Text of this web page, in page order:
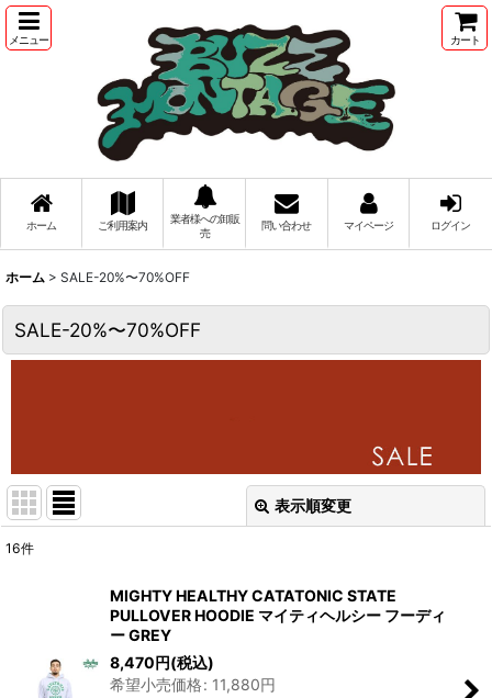
メニュー カート
ホーム ご利用案内
業者様への卸販
売
問い合わせ マイページ ログイン
ホーム > SALE-20%〜70%OFF
SALE-20%〜70%OFF
表示順変更
絞り込む
16件
MIGHTY HEALTHY CATATONIC STATE
PULLOVER HOODIE マイティヘルシー フーディ
ー GREY
8,470円(税込)
希望小売価格: 11,880円